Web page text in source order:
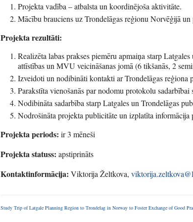
Projekta vadība – atbalsta un koordinējoša aktivitāte.
Mācību brauciens uz Trondelāgas reģionu Norvēģijā
Projekta rezultāti:
Realizēta labas prakses piemēru apmaiņa starp
attīstības un MVU veicināšanas jomā (6 tikšanās, 2
Izveidoti un nodibināti kontakti ar Trondelāgas reģiona
Parakstīta vienošanās par nodomu protokolu
Nodibināta sadarbība starp Latgales un Trondelāgas
Nodrošināta projekta publicitāte un izplatīta
Projekta periods: ir 3 mēneši
Projekta statuss: apstiprināts
Kontaktinformācija: Viktorija Želtkova,
Study Trip of Latgale Planning Region to Trondelag in Norway to Foster Exchange of Good